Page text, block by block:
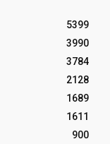
5399
3990
3784
2128
1689
1611
900